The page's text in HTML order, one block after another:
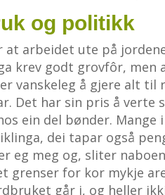
og politikk
at arbeidet ute på
krev godt grovfôr,
vanskeleg å gjere alt
Det har sin pris å verte
ein del bønder.
dei tapar også
eg meg og, sliter
grenser for kor mykje
går i, og heller